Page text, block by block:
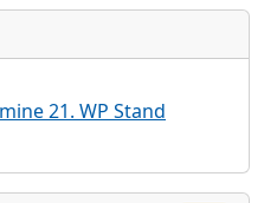
21. WP Stand